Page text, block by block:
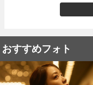
おすすめフォト